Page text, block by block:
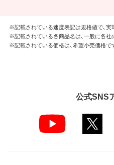
※記載されている速度表記は規格値で、実
※記載されている各商品名は、一般に各社
※記載されている価格は、希望小売価格で
公式SNS